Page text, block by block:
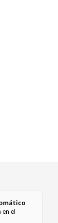
en el